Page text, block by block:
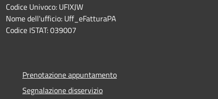
Codice Univoco: UFIXJW
Nome dell'ufficio: Uff_eFatturaPA
Codice ISTAT: 039007
Prenotazione appuntamento
Segnalazione disservizio